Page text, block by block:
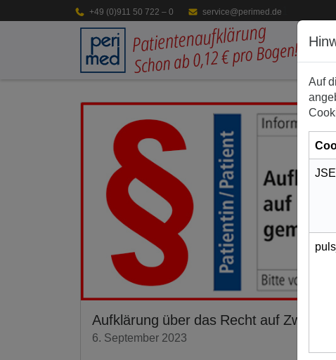
+49 (0)911 50 722 – 0 service@perimed.de
Aufklärung über das Recht auf
6. September 2023
Auf